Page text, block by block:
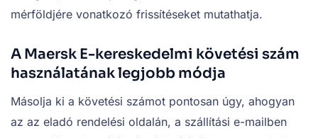
mérföldjére vonatkozó frissítéseket mutathatja.
A Maersk E-kereskedelmi követési szám
használatának legjobb módja
Másolja ki a követési számot pontosan úgy, ahogyan
az az eladó rendelési oldalán, a szállítási e-mailben